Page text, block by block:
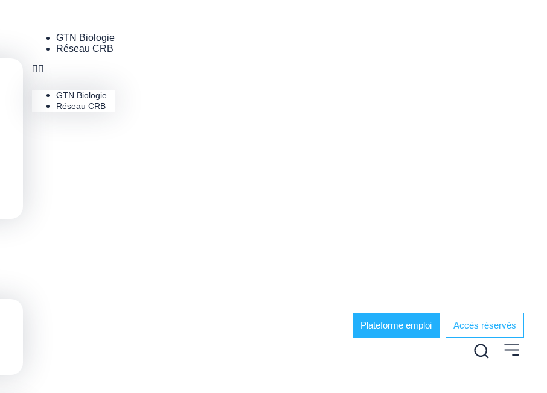
GTN Biologie
Réseau CRB
GTN Biologie
Réseau CRB
Plateforme emploi Accès réservés